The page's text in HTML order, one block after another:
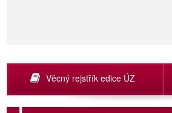
Věcný rejstřík edice ÚZ